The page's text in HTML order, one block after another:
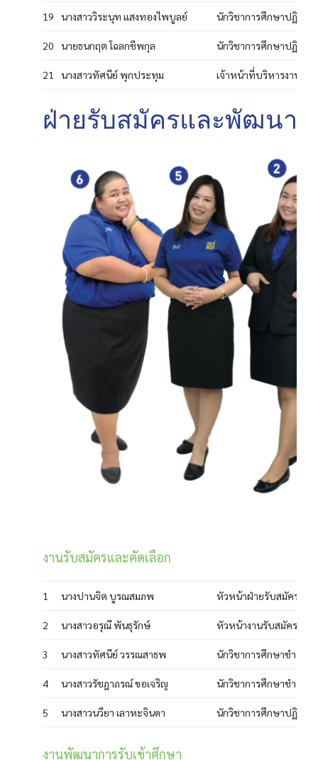
19 นางสาววิระนุท แสงทองไพบูลย์ นักวิชาการศึกษาปฏิบัติก
20 นายธนกฤต โฉลกชีพกุล นักวิชาการศึกษาปฏิบัติก
21 นางสาวทัศนีย์ พุกประทุม เจ้าหน้าที่บริหารงานทั่ว
ฝ่ายรับสมัครและพัฒนาก
งานรับสมัครและคัดเลือก
1 นางปานจิต บูรณสมภพ หัวหน้าฝ่ายรับสมัครแล
2 นางสาวอรุณี พันธุรักษ์ หัวหน้างานรับสมัครและ
3 นางสาวทัศนีย์ วรรณสาธพ นักวิชาการศึกษาชำนาญ
4 นางสาวรัชฎาภรณ์ ขอเจริญ นักวิชาการศึกษาชำนาญ
5 นางสาวนวียา เลาหะจินดา นักวิชาการศึกษาปฏิบัติก
งานพัฒนาการรับเข้าศึกษา